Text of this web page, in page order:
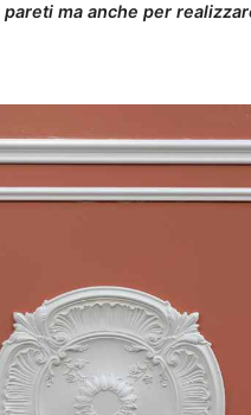
ma anche per